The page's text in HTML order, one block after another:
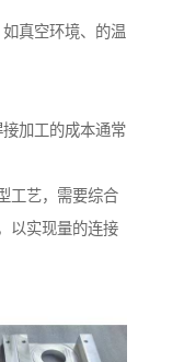
真空环境、的温
加工的成本通常
工艺，需要综合
以实现量的连接